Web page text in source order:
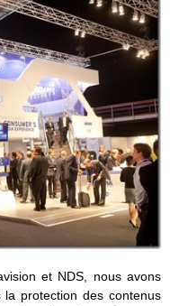
et NDS, nous avons
la protection des contenus